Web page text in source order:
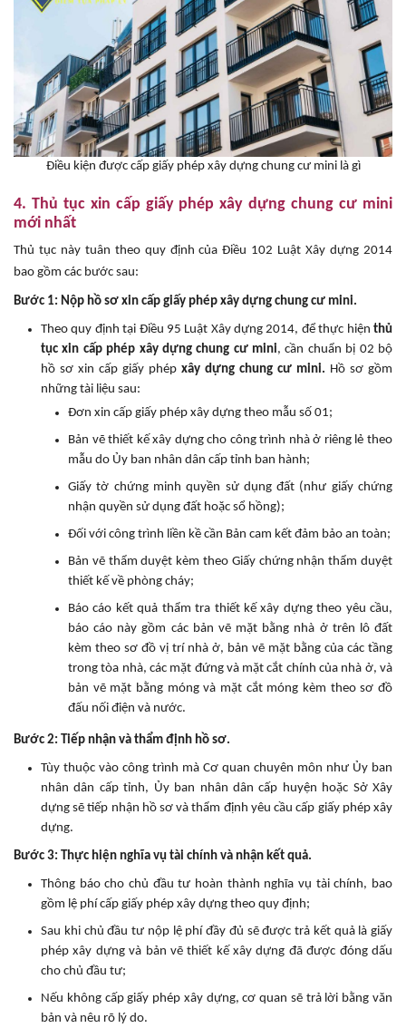
Điều kiện được cấp giấy phép xây dựng chung cư mini là gì
4. Thủ tục xin cấp giấy phép xây dựng chung cư mini
mới nhất
Thủ tục này tuân theo quy định của Điều 102 Luật Xây dựng 2014
bao gồm các bước sau:
Bước 1: Nộp hồ sơ xin cấp giấy phép xây dựng chung cư mini.
Theo quy định tại Điều 95 Luật Xây dựng 2014, để thực hiện thủ
tục xin cấp phép xây dựng chung cư mini, cần chuẩn bị 02 bộ
hồ sơ xin cấp giấy phép xây dựng chung cư mini. Hồ sơ gồm
những tài liệu sau:
Đơn xin cấp giấy phép xây dựng theo mẫu số 01;
Bản vẽ thiết kế xây dựng cho công trình nhà ở riêng lẻ theo
mẫu do Ủy ban nhân dân cấp tỉnh ban hành;
Giấy tờ chứng minh quyền sử dụng đất (như giấy chứng
nhận quyền sử dụng đất hoặc sổ hồng);
Đối với công trình liền kề cần Bản cam kết đảm bảo an toàn;
Bản vẽ thẩm duyệt kèm theo Giấy chứng nhận thẩm duyệt
thiết kế về phòng cháy;
Báo cáo kết quả thẩm tra thiết kế xây dựng theo yêu cầu,
báo cáo này gồm các bản vẽ mặt bằng nhà ở trên lô đất
kèm theo sơ đồ vị trí nhà ở, bản vẽ mặt bằng của các tầng
trong tòa nhà, các mặt đứng và mặt cắt chính của nhà ở, và
bản vẽ mặt bằng móng và mặt cắt móng kèm theo sơ đồ
đấu nối điện và nước.
Bước 2: Tiếp nhận và thẩm định hồ sơ.
Tùy thuộc vào công trình mà Cơ quan chuyên môn như Ủy ban
nhân dân cấp tỉnh, Ủy ban nhân dân cấp huyện hoặc Sở Xây
dựng sẽ tiếp nhận hồ sơ và thẩm định yêu cầu cấp giấy phép xây
dựng.
Bước 3: Thực hiện nghĩa vụ tài chính và nhận kết quả.
Thông báo cho chủ đầu tư hoàn thành nghĩa vụ tài chính, bao
gồm lệ phí cấp giấy phép xây dựng theo quy định;
Sau khi chủ đầu tư nộp lệ phí đầy đủ sẽ được trả kết quả là giấy
phép xây dựng và bản vẽ thiết kế xây dựng đã được đóng dấu
cho chủ đầu tư;
Nếu không cấp giấy phép xây dựng, cơ quan sẽ trả lời bằng văn
bản và nêu rõ lý do.